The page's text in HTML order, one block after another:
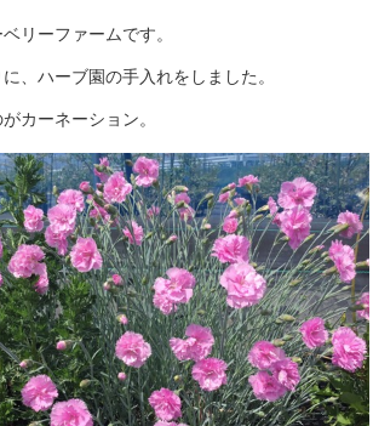
リーファームです。
、ハーブ園の手入れをしました。
カーネーション。